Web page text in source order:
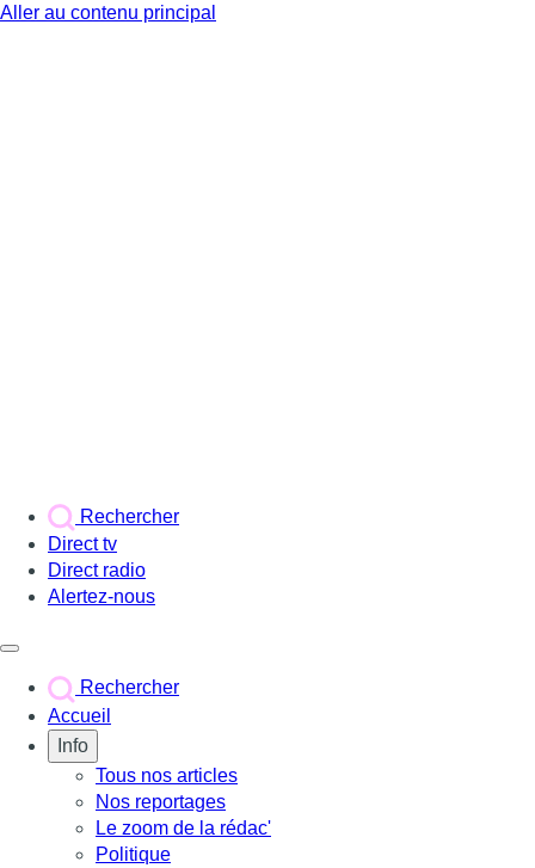
Aller au contenu principal
Rechercher
Direct tv
Direct radio
Alertez-nous
Rechercher
Accueil
Info
Tous nos articles
Nos reportages
Le zoom de la rédac'
Politique